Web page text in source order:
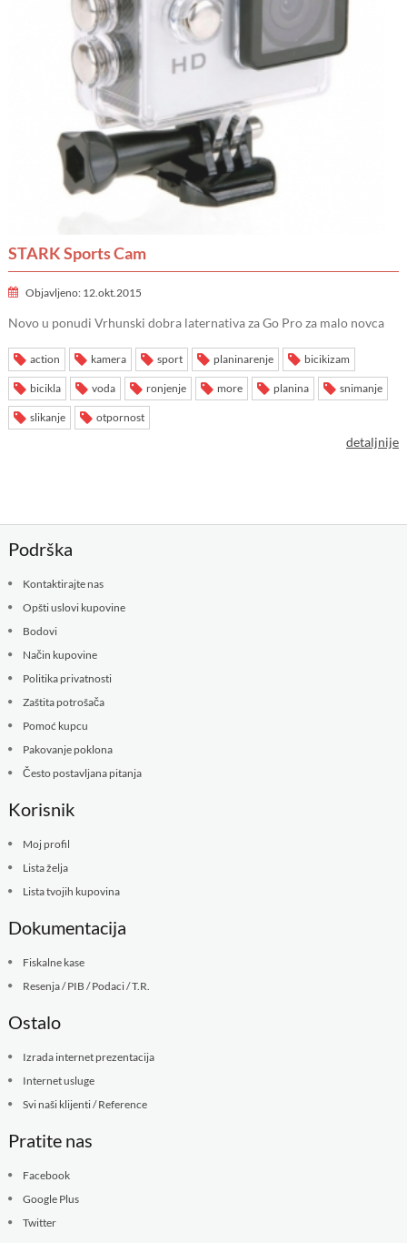
STARK Sports Cam
Objavljeno: 12.okt.2015
Novo u ponudi Vrhunski dobra laternativa za Go Pro za malo novca
action kamera sport planinarenje bicikizam
bicikla voda ronjenje more planina snimanje
slikanje otpornost
detaljnije
Podrška
Kontaktirajte nas
Opšti uslovi kupovine
Bodovi
Način kupovine
Politika privatnosti
Zaštita potrošača
Pomoć kupcu
Pakovanje poklona
Često postavljana pitanja
Korisnik
Moj profil
Lista želja
Lista tvojih kupovina
Dokumentacija
Fiskalne kase
Resenja / PIB / Podaci / T.R.
Ostalo
Izrada internet prezentacija
Internet usluge
Svi naši klijenti / Reference
Pratite nas
Facebook
Google Plus
Twitter